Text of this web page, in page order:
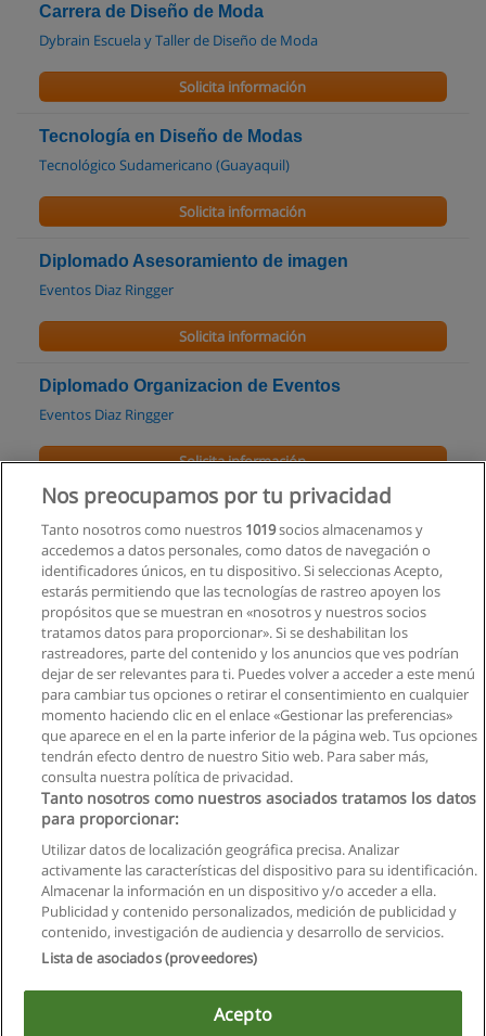
Carrera de Diseño de Moda
Dybrain Escuela y Taller de Diseño de Moda
Solicita información
Tecnología en Diseño de Modas
Tecnológico Sudamericano (Guayaquil)
Solicita información
Diplomado Asesoramiento de imagen
Eventos Diaz Ringger
Solicita información
Diplomado Organizacion de Eventos
Eventos Diaz Ringger
Solicita información
Cursos de Modelaje Etiqueta / STUDIO MODA
Escuela de Modelos Studio Moda
Solicita información
Curso de Confección en Alta Costura
Arleth Atelier
Solicita información
Privacidad de datos
Contactar con Educaedu
Copyright © Educaedu Business S.L. - CIF : B-95610580: -
Nos preocupamos por tu privacidad
Tanto nosotros como nuestros 1019socios almacenamos y
accedemos a datos personales, como datos de navegación o
identificadores únicos, en tu dispositivo. Si seleccionas Acepto,
estarás permitiendo que las tecnologías de rastreo apoyen los
propósitos que se muestran en «nosotros y nuestros socios
tratamos datos para proporcionar». Si se deshabilitan los
rastreadores, parte del contenido y los anuncios que ves podrían
dejar de ser relevantes para ti. Puedes volver a acceder a este menú
para cambiar tus opciones o retirar el consentimiento en cualquier
momento haciendo clic en el enlace «Gestionar las preferencias»
que aparece en el en la parte inferior de la página web. Tus opciones
tendrán efecto dentro de nuestro Sitio web. Para saber más,
consulta nuestra política de privacidad.
Tanto nosotros como nuestros asociados tratamos los datos
para proporcionar:
Utilizar datos de localización geográfica precisa. Analizar
activamente las características del dispositivo para su identificación.
Almacenar la información en un dispositivo y/o acceder a ella.
Publicidad y contenido personalizados, medición de publicidad y
contenido, investigación de audiencia y desarrollo de servicios.
Lista de asociados (proveedores)
Acepto